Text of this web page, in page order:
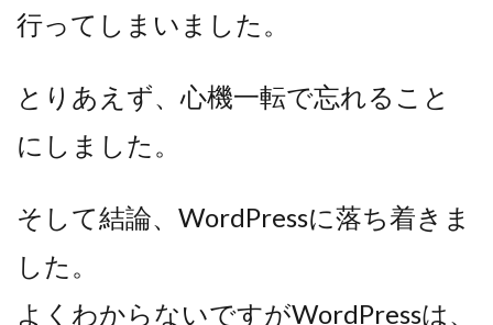
行ってしまいました。
とりあえず、心機一転で忘れること
にしました。
そして結論、WordPressに落ち着きま
した。
よくわからないですがWordPressは、